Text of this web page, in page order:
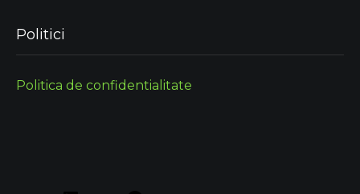
Politici
Politica de confidentialitate